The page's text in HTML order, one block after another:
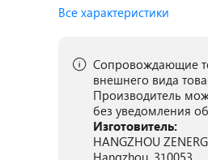
Все характеристики
Сопровождающие
внешнего вида
Производитель
без уведомления
Изготовитель:
HANGZHOU
Hangzhou, 310053.